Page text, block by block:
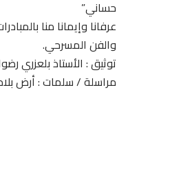
حساني”
عرفانا وإيمانا منا
والفن المسرحي.
توثيق : الأستاذ بلعزري
مراسلة / سلمات : أرض